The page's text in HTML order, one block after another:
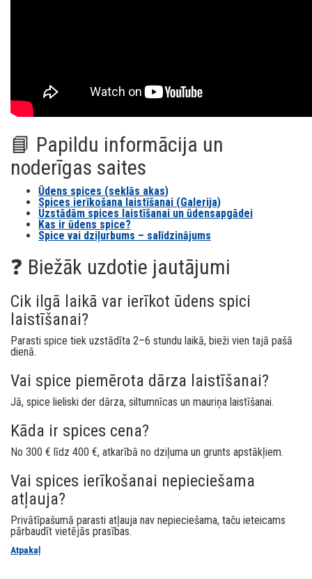
📘 Papildu informācija un
noderīgas saites
Ūdens spices (seklās akas)
Spices ierīkošana laistīšanai (Galerija)
Uzstādām spices laistīšanai un ūdensapgādei
Kas ir ūdens spice?
Spice vai dziļurbums – salīdzinājums
❓ Biežāk uzdotie jautājumi
Cik ilgā laikā var ierīkot ūdens spici
laistīšanai?
Parasti spice tiek uzstādīta 2–6 stundu laikā, bieži vien tajā pašā
dienā.
Vai spice piemērota dārza laistīšanai?
Jā, spice lieliski der dārza, siltumnīcas un mauriņa laistīšanai.
Kāda ir spices cena?
No 300 € līdz 400 €, atkarībā no dziļuma un grunts apstākļiem.
Vai spices ierīkošanai nepieciešama
atļauja?
Privātīpašumā parasti atļauja nav nepieciešama, taču ieteicams
pārbaudīt vietējās prasības.
Atpakaļ